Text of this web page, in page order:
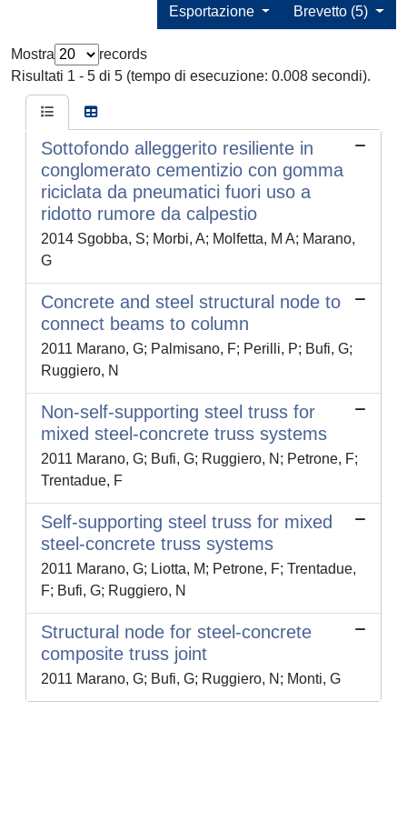
Brevetto (5)
Esportazione
Mostra
records
Risultati 1 - 5 di 5 (tempo di esecuzione: 0.008 secondi).
Sottofondo alleggerito resiliente in
conglomerato cementizio con gomma
riciclata da pneumatici fuori uso a
ridotto rumore da calpestio
2014 Sgobba, S; Morbi, A; Molfetta, M A; Marano,
G
Concrete and steel structural node to
connect beams to column
2011 Marano, G; Palmisano, F; Perilli, P; Bufi, G;
Ruggiero, N
Non-self-supporting steel truss for
mixed steel-concrete truss systems
2011 Marano, G; Bufi, G; Ruggiero, N; Petrone, F;
Trentadue, F
Self-supporting steel truss for mixed
steel-concrete truss systems
2011 Marano, G; Liotta, M; Petrone, F; Trentadue,
F; Bufi, G; Ruggiero, N
Structural node for steel-concrete
composite truss joint
2011 Marano, G; Bufi, G; Ruggiero, N; Monti, G